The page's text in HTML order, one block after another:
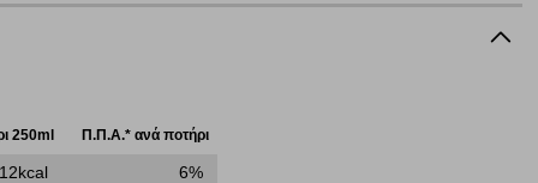
250ml Π.Π.Α.* ανά ποτήρι
6%
μέσω του προγράμματος περιήγησης εγκαθίστανται στον
όσον το επιλέξετε, απομνημονεύοντας τις προτιμήσεις
να επιλέξετε τις λοιπές κατηγορίες κάνοντας κλικ στο